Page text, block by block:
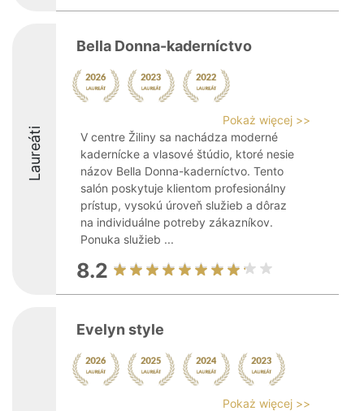
Laureáti
Bella Donna-kaderníctvo
Pokaż więcej >>
V centre Žiliny sa nachádza moderné
kadernícke a vlasové štúdio, ktoré nesie
názov Bella Donna-kaderníctvo. Tento
salón poskytuje klientom profesionálny
prístup, vysokú úroveň služieb a dôraz
na individuálne potreby zákazníkov.
Ponuka služieb ...
8.2
Evelyn style
Pokaż więcej >>